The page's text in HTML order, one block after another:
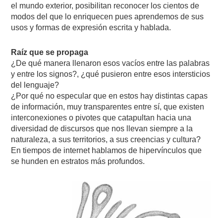
el mundo exterior, posibilitan reconocer los cientos de
modos del que lo enriquecen pues aprendemos de sus
usos y formas de expresión escrita y hablada.
Raíz que se propaga
¿De qué manera llenaron esos vacíos entre las palabras
y entre los signos?, ¿qué pusieron entre esos intersticios
del lenguaje?
¿Por qué no especular que en estos hay distintas capas
de información, muy transparentes entre sí, que existen
interconexiones o pivotes que catapultan hacia una
diversidad de discursos que nos llevan siempre a la
naturaleza, a sus territorios, a sus creencias y cultura?
En tiempos de internet hablamos de hipervínculos que
se hunden en estratos más profundos.